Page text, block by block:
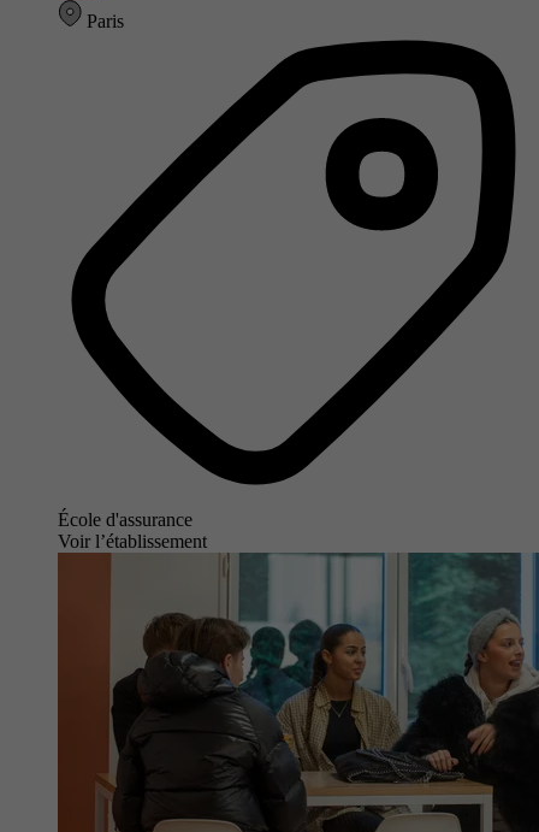
Paris
École d'assurance
Voir l’établissement